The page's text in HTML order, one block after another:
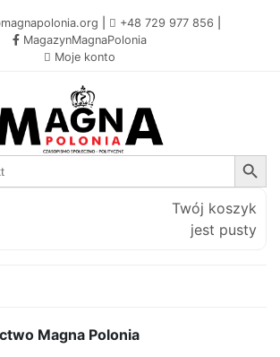
+48 729 977 856
MagazynMagnaPolonia
Moje konto
Search Button
Twój koszyk
jest pusty
Magna Polonia